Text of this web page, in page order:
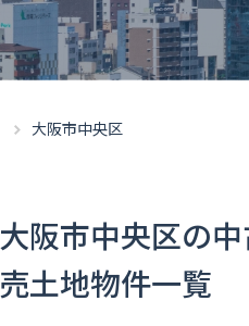
大阪市中央区
大阪市中央区の
売土地物件一覧